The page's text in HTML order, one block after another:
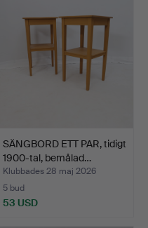
SÄNGBORD ETT PAR, tidigt
1900-tal, bemålad…
Klubbades 28 maj 2026
5 bud
53 USD